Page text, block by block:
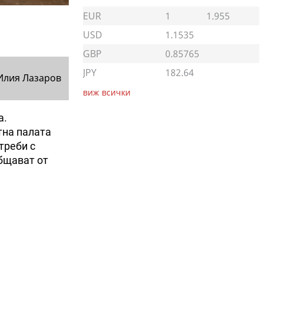
Лазаров
палата
с
от
EUR 1
1.955
USD
1.1535
GBP
0.85765
JPY
182.64
виж всички